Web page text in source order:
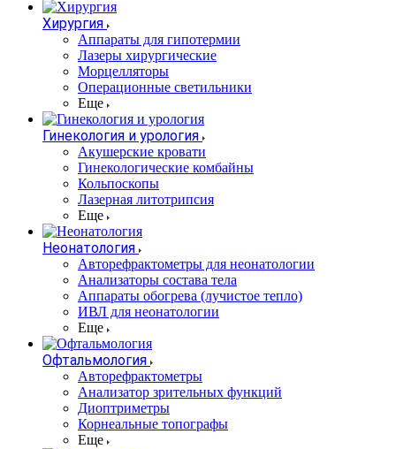
Хирургия
Аппараты для гипотермии
Лазеры хирургические
Морцелляторы
Операционные светильники
Еще
Гинекология и урология
Акушерские кровати
Гинекологические комбайны
Кольпоскопы
Лазерная литотрипсия
Еще
Неонатология
Авторефрактометры для неонатологии
Анализаторы состава тела
Аппараты обогрева (лучистое тепло)
ИВЛ для неонатологии
Еще
Офтальмология
Авторефрактометры
Анализатор зрительных функций
Диоптриметры
Корнеальные топографы
Еще